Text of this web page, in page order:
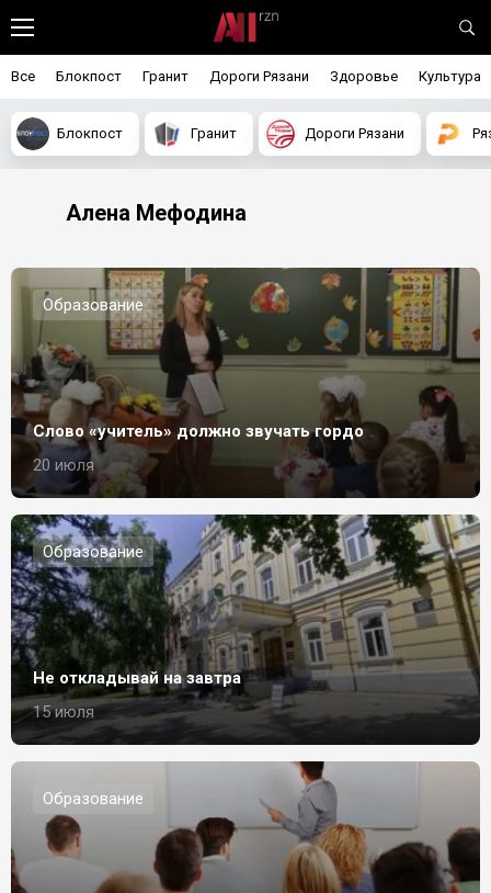
Все Блокпост Гранит Дороги Рязани Здоровье Культура
Блокпост Гранит Дороги Рязани
Алена Мефодина
Образование
Слово «учитель» должно звучать гордо
20 июля
Образование
Не откладывай на завтра
15 июля
Образование